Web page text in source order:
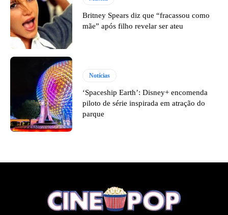
Britney Spears diz que “fracassou como
mãe” após filho revelar ser ateu
Notícias
‘Spaceship Earth’: Disney+ encomenda
piloto de série inspirada em atração do
parque